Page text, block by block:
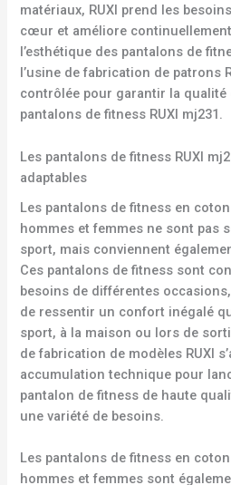
matériaux, RUXI prend les
cœur et améliore
l’esthétique des pantalons de
l’usine de fabrication de patrons
contrôlée pour garantir la qualité
pantalons de fitness RUXI mj231.
Les pantalons de fitness RUXI
adaptables
Les pantalons de fitness en coton
hommes et femmes ne sont pas
sport, mais conviennent
Ces pantalons de fitness sont
besoins de différentes
de ressentir un confort inégalé
sport, à la maison ou lors de
de fabrication de modèles RUXI
accumulation technique pour
pantalon de fitness de haute
une variété de besoins.
Les pantalons de fitness en coton
hommes et femmes sont